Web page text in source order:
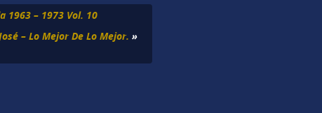
1963 – 1973 Vol. 10
– Lo Mejor De Lo Mejor. »